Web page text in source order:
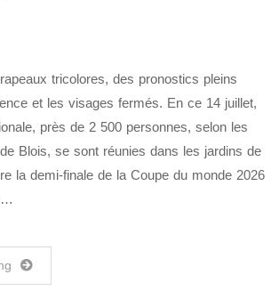
tricolores, des pronostics pleins
et les visages fermés. En ce 14 juillet,
près de 2 500 personnes, selon les
Blois, se sont réunies dans les jardins de
la demi-finale de la Coupe du monde 2026
…